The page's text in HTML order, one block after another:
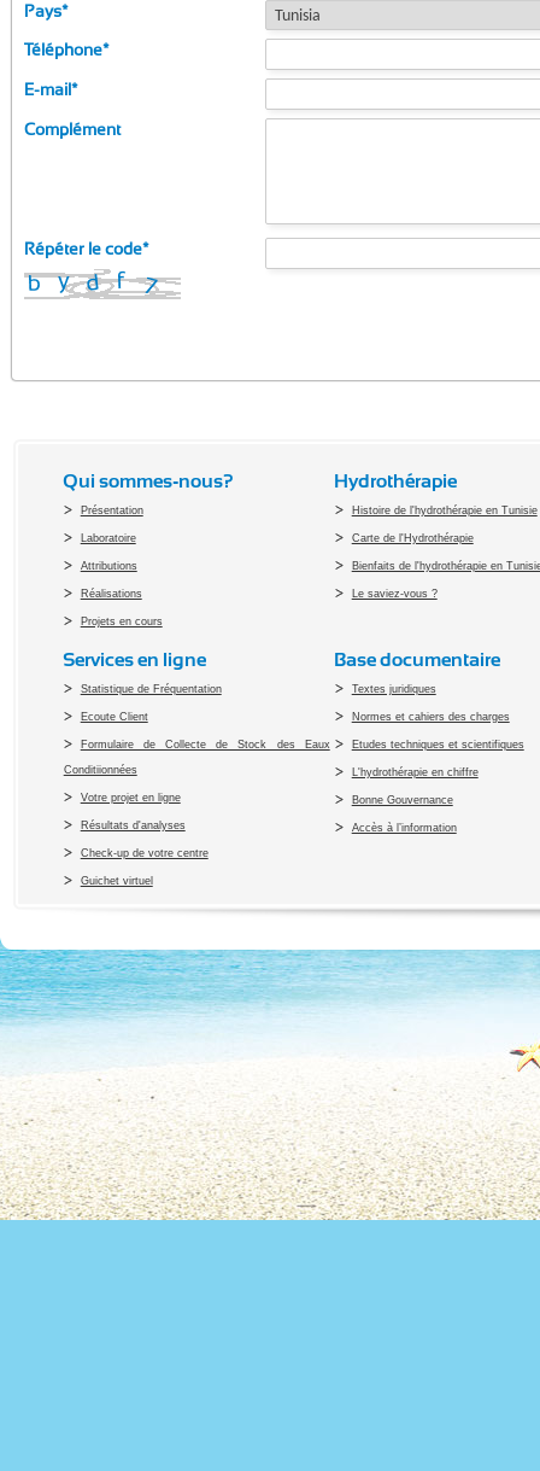
Pays*
Téléphone*
E-mail*
Complément
Répéter le code*
Qui sommes-nous?
Présentation
Laboratoire
Attributions
Réalisations
Projets en cours
Hydrothérapie
Histoire de l'hydrothérapie en Tunisie
Carte de l'Hydrothérapie
Bienfaits de l'hydrothérapie en
Le saviez-vous ?
Services en ligne
Statistique de Fréquentation
Ecoute Client
Formulaire de Collecte de Stock des Eaux
Conditiionnées
Votre projet en ligne
Résultats d'analyses
Check-up de votre centre
Guichet virtuel
Base documentaire
Textes juridiques
Normes et cahiers des charges
Etudes techniques et scientifiques
L'hydrothérapie en chiffre
Bonne Gouvernance
Accès à l’information